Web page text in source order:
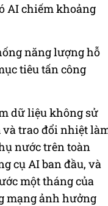
AI chiếm khoảng
năng lượng hỗ
tiêu tấn công
dữ liệu không sử
và trao đổi nhiệt
nước trên toàn
cụ AI ban đầu, và
một tháng của
mạng ảnh hưởng